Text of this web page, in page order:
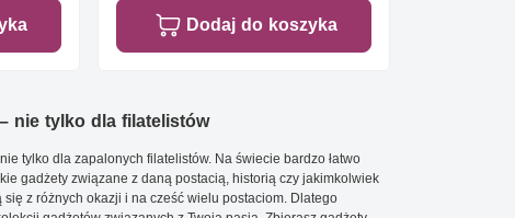
Dodaj do koszyka
nie tylko dla filatelistów
tylko dla zapalonych filatelistów. Na świecie bardzo łatwo
gadżety związane z daną postacią, historią czy jakimkolwiek
z różnych okazji i na cześć wielu postaciom. Dlatego